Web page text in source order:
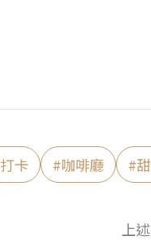
打卡 #咖啡廳 #
上